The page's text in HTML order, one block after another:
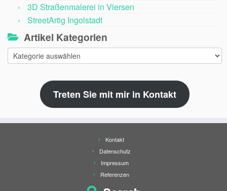
3D Straßenmalerei in Viersen
StreetArtig Ingolstadt
Artikel Kategorien
Artikel
Kategorien
Treten Sie mit mir in Kontakt
Kontakt
Datenschutz
Impressum
Referenzen